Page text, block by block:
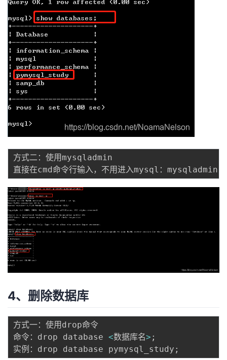
方式二：使用mysqladmin
直接在cmd命令行输入，不用进入mysql：mysqladmin
4、删除数据库
方式一：使用drop命令
命令：drop database <数据库名> ;
实例：drop database pymysql_study ;